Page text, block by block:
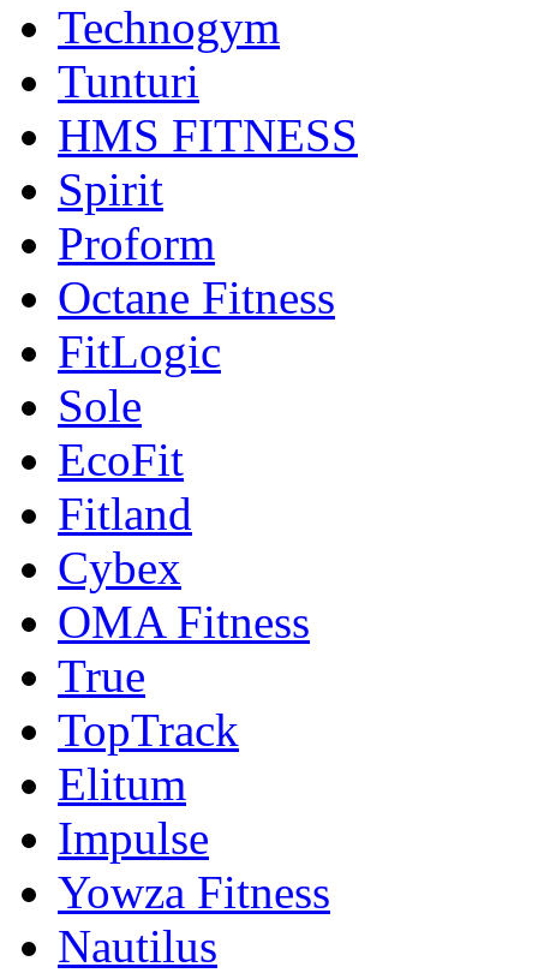
Technogym
Tunturi
HMS FITNESS
Spirit
Proform
Octane Fitness
FitLogic
Sole
EcoFit
Fitland
Cybex
OMA Fitness
True
TopTrack
Elitum
Impulse
Yowza Fitness
Nautilus